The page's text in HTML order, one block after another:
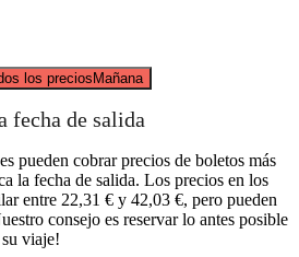
los preciosMañana
fecha de salida
pueden cobrar precios de boletos más
la fecha de salida. Los precios en los
entre 22,31 € y 42,03 €, pero pueden
consejo es reservar lo antes posible
viaje!